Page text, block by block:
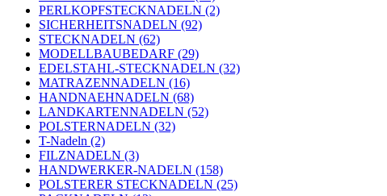
PERLKOPFSTECKNADELN (2)
SICHERHEITSNADELN (92)
STECKNADELN (62)
MODELLBAUBEDARF (29)
EDELSTAHL-STECKNADELN (32)
MATRAZENNADELN (16)
HANDNAEHNADELN (68)
LANDKARTENNADELN (52)
POLSTERNADELN (32)
T-Nadeln (2)
FILZNADELN (3)
HANDWERKER-NADELN (158)
POLSTERER STECKNADELN (25)